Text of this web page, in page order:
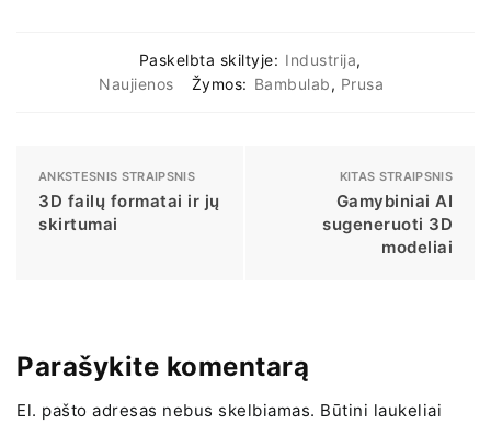
Paskelbta skiltyje: Industrija,
Naujienos
Žymos: Bambulab, Prusa
ANKSTESNIS STRAIPSNIS
3D failų formatai ir jų
skirtumai
KITAS STRAIPSNIS
Gamybiniai AI
sugeneruoti 3D
modeliai
Parašykite komentarą
El. pašto adresas nebus skelbiamas. Būtini laukeliai